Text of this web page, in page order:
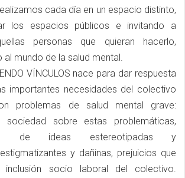
cada día en un espacio distinto,
los espacios públicos e invitando a
personas que quieran hacerlo,
mundo de la salud mental.
VÍNCULOS nace para dar respuesta
importantes necesidades del colectivo
problemas de salud mental grave:
sociedad sobre estas problemáticas,
de ideas estereotipadas y
y dañinas, prejuicios que
socio laboral del colectivo.